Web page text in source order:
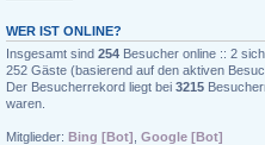
WER IST ONLINE?
Insgesamt sind 254 Besucher online :: 2
252 Gäste (basierend auf den aktiven
Der Besucherrekord liegt bei 3215
waren.
Mitglieder: Bing [Bot] Google [Bot]